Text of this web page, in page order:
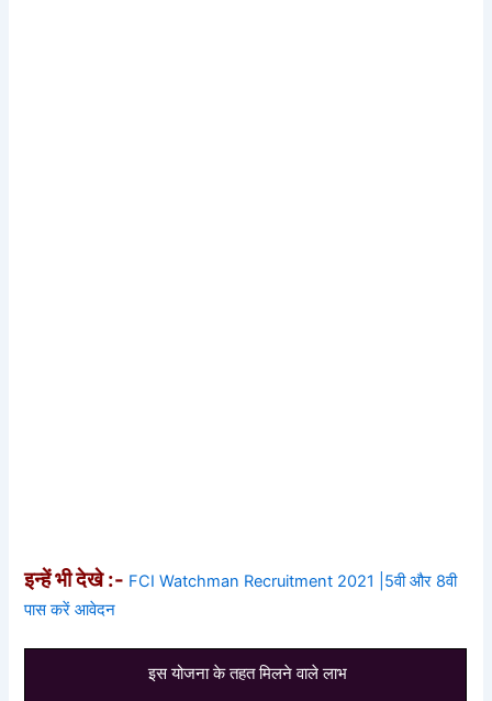
इन्हें भी देखे :- FCI Watchman Recruitment 2021 |5वी और 8वी
पास करें आवेदन
इस योजना के तहत मिलने वाले लाभ